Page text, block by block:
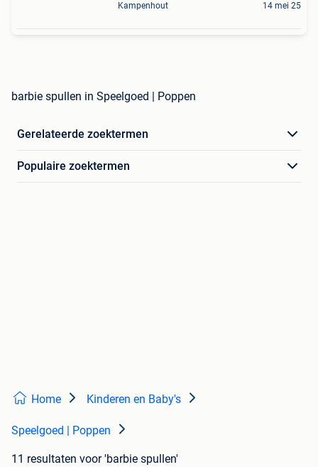
Kampenhout 14 mei 25
barbie spullen in Speelgoed | Poppen
Gerelateerde zoektermen
Populaire zoektermen
Home Kinderen en Baby's
Speelgoed | Poppen
11 resultaten voor 'barbie spullen'